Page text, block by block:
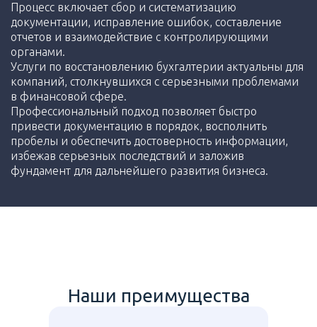
Процесс включает сбор и систематизацию
документации, исправление ошибок, составление
отчетов и взаимодействие с контролирующими
органами.
Услуги по восстановлению бухгалтерии актуальны для
компаний, столкнувшихся с серьезными проблемами
в финансовой сфере.
Профессиональный подход позволяет быстро
привести документацию в порядок, восполнить
пробелы и обеспечить достоверность информации,
избежав серьезных последствий и заложив
фундамент для дальнейшего развития бизнеса.
Наши преимущества